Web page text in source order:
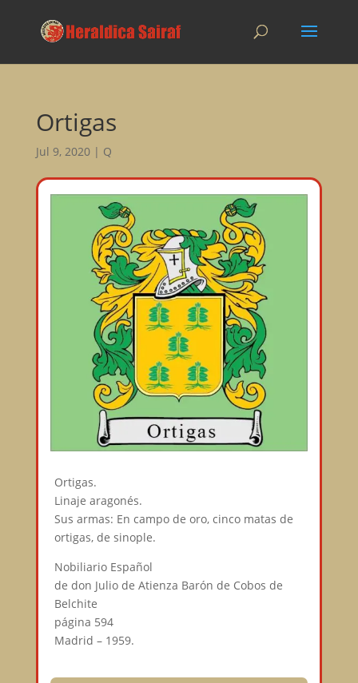
Ortigas
Jul 9, 2020| Q
Ortigas.
Linaje aragonés.
Sus armas: En campo de oro, cinco matas de
ortigas, de sinople.
Nobiliario Español
de don Julio de Atienza Barón de Cobos de
Belchite
página 594
Madrid – 1959.